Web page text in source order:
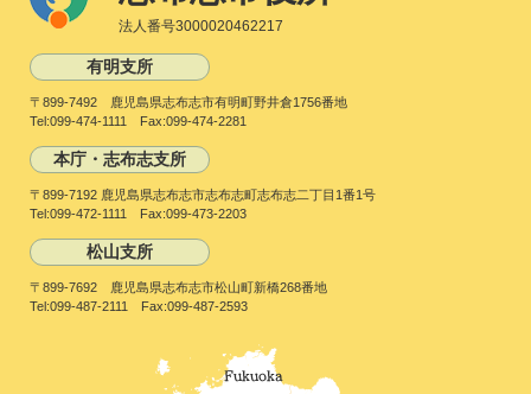
法人番号3000020462217
有明支所
〒899-7492 鹿児島県志布志市有明町野井倉1756番地
Tel:099-474-1111 Fax:099-474-2281
本庁・志布志支所
〒899-7192 鹿児島県志布志市志布志町志布志二丁目1番1号
Tel:099-472-1111 Fax:099-473-2203
松山支所
〒899-7692 鹿児島県志布志市松山町新橋268番地
Tel:099-487-2111 Fax:099-487-2593